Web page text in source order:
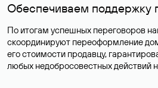
Обеспечиваем поддержку
По итогам успешных переговоров
скоординируют переоформление
его стоимости продавцу,
любых недобросовестных действий